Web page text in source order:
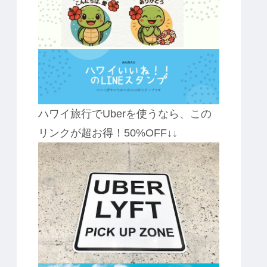
ハワイ旅行でUberを使うなら、この
リンクが超お得！50%OFF↓↓